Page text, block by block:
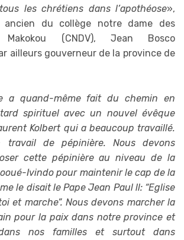
les chrétiens dans l’apothéose»,
ancien du collège notre dame des
(CNDV), Jean Bosco
ailleurs gouverneur de la province de
a quand-même fait du chemin en
spirituel avec un nouvel évêque
Kolbert qui a beaucoup travaillé.
de pépinière. Nous devons
cette pépinière au niveau de la
Ivindo pour maintenir le cap de la
le disait le Pape Jean Paul ll: “Eglise
et marche”. Nous devons marcher la
pour la paix dans notre province et
nos familles et surtout dans